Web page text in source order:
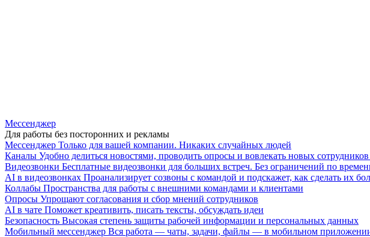
Мессенджер
Для работы без посторонних и рекламы
Мессенджер Только для вашей компании. Никаких случайных людей
Каналы Удобно делиться новостями, проводить опросы и вовлекать новых
Видеозвонки Бесплатные видеозвонки для больших встреч. Без ограничений по
AI в видеозвонках Проанализирует созвоны с командой и подскажет, как сделать их
Коллабы Пространства для работы с внешними командами и клиентами
Опросы Упрощают согласования и сбор мнений сотрудников
AI в чате Поможет креативить, писать тексты, обсуждать идеи
Безопасность Высокая степень защиты рабочей информации и персональных данных
Мобильный мессенджер Вся работа — чаты, задачи, файлы — в мобильном